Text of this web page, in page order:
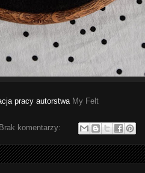
pracy autorstwa My Felt
Brak komentarzy: